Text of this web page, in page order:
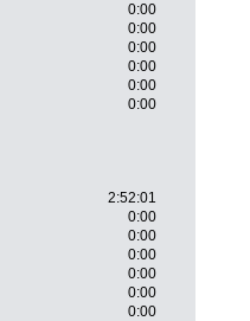
0:00
0:00
0:00
0:00
0:00
0:00
2:52:01
0:00
0:00
0:00
0:00
0:00
0:00